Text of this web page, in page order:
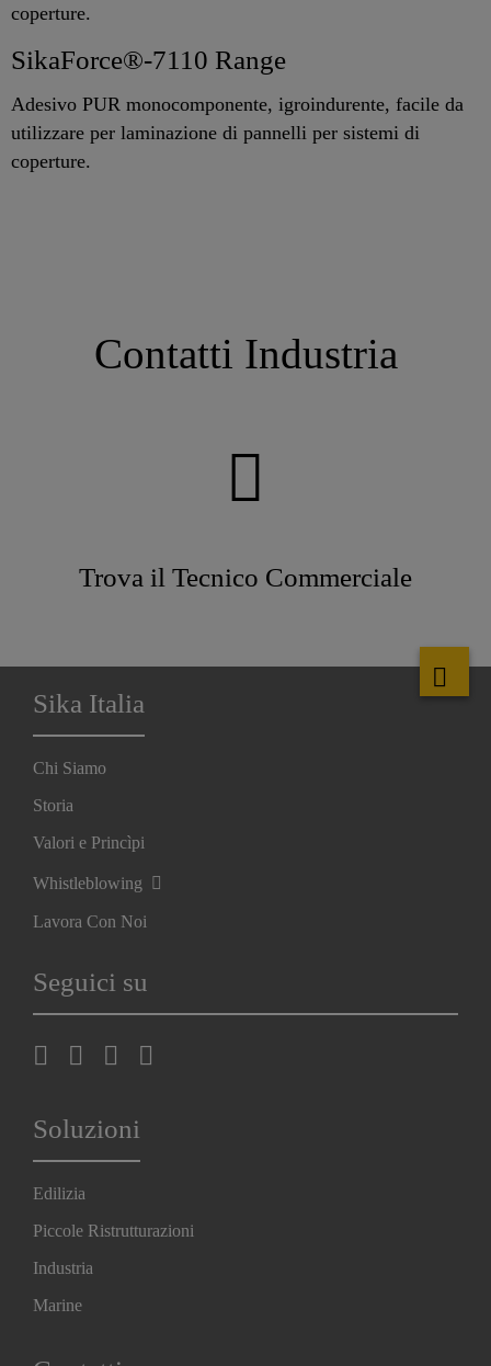
coperture.
SikaForce®-7110 Range
Adesivo PUR monocomponente, igroindurente, facile da
utilizzare per laminazione di pannelli per sistemi di
coperture.
Contatti Industria
Trova il Tecnico Commerciale
Sika Italia
Chi Siamo
Storia
Valori e Princìpi
Whistleblowing
Lavora Con Noi
Seguici su
Soluzioni
Edilizia
Piccole Ristrutturazioni
Industria
Marine